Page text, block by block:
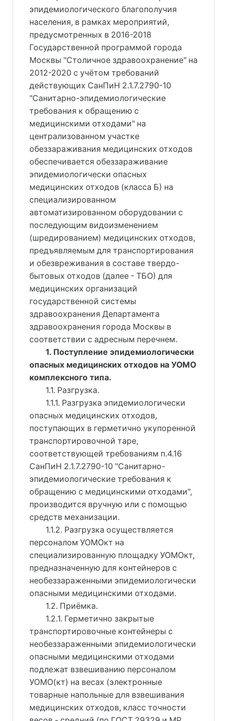
эпидемиологического благополучия
населения, в рамках мероприятий,
предусмотренных в 2016-2018
Государственной программой города
Москвы "Столичное здравоохранение" на
2012-2020 с учётом требований
действующих СанПиН 2.1.7.2790-10
"Санитарно-эпидемиологические
требования к обращению с
медицинскими отходами" на
централизованном участке
обеззараживания медицинских отходов
обеспечивается обеззараживание
эпидемиологически опасных
медицинских отходов (класса Б) на
специализированном
автоматизированном оборудовании с
последующим видоизменением
(шредированием) медицинских отходов,
предъявляемым для транспортирования
и обезвреживания в составе твердо-
бытовых отходов (далее - ТБО) для
медицинских организаций
государственной системы
здравоохранения Департамента
здравоохранения города Москвы в
соответствии с адресным перечнем.
1. Поступление эпидемиологически
опасных медицинских отходов на УОМО
комплексного типа.
1.1. Разгрузка.
1.1.1. Разгрузка эпидемиологически
опасных медицинских отходов,
поступающих в герметично укупоренной
транспортировочной таре,
соответствующей требованиям п.4.16
СанПиН 2.1.7.2790-10 "Санитарно-
эпидемиологические требования к
обращению с медицинскими отходами",
производится вручную или с помощью
средств механизации.
1.1.2. Разгрузка осуществляется
персоналом УОМОкт на
специализированную площадку УОМОкт,
предназначенную для контейнеров с
необеззараженными эпидемиологически
опасными медицинскими отходами.
1.2. Приёмка.
1.2.1. Герметично закрытые
транспортировочные контейнеры с
необеззараженными эпидемиологически
опасными медицинскими отходами
подлежат взвешиванию персоналом
УОМО(кт) на весах (электронные
товарные напольные для взвешивания
медицинских отходов, класс точности